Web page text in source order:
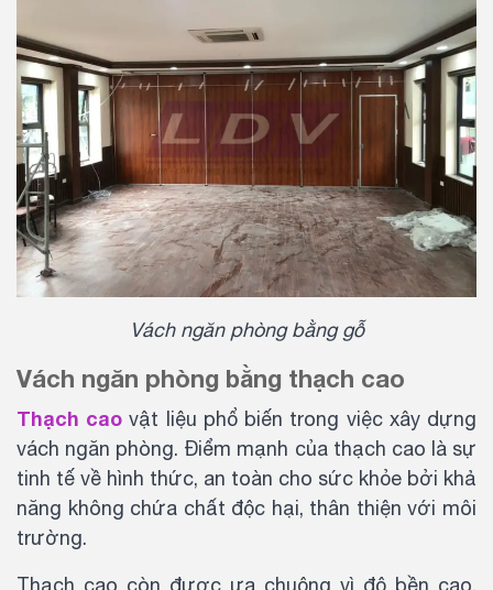
Vách ngăn phòng bằng gỗ
Vách ngăn phòng bằng thạch cao
Thạch cao vật liệu phổ biến trong việc xây dựng
vách ngăn phòng. Điểm mạnh của thạch cao là sự
tinh tế về hình thức, an toàn cho sức khỏe bởi khả
năng không chứa chất độc hại, thân thiện với môi
trường.
Thạch cao còn được ưa chuộng vì độ bền cao,